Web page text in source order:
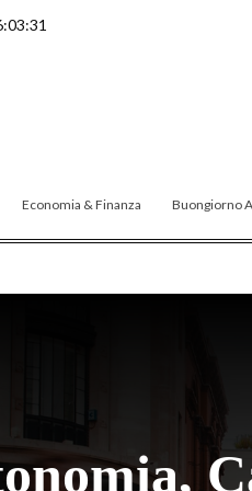
Economia & Finanza Buongiorno